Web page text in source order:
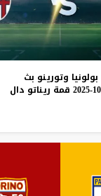
بولونيا وتورينو بث
قمة ريناتو دال